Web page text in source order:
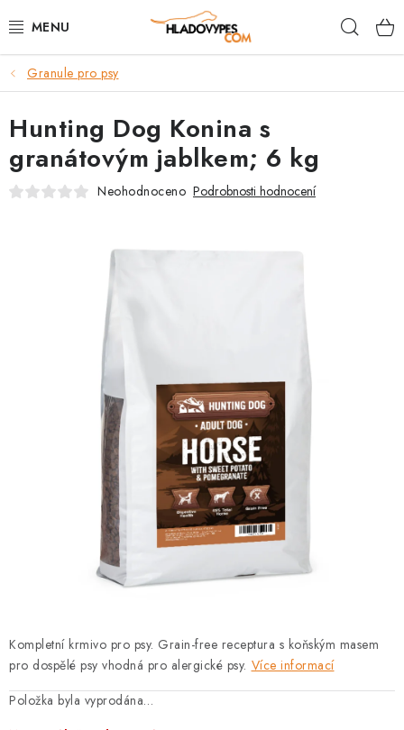
na
POTŘEBY PRO PSY
TAMI PŘEPRAVNÍ BOXY
SPORT SE PSEM
VĚRNOSTNÍ PROGRAM
VÝMĚNA, VRÁCENÍ A REKLAMACE
Podmínky ochrany osobních údajů
FAQ
Granule pro psy
Kompletní krmivo pro psy. Grain-free receptura s koňským masem
pro dospělé psy vhodná pro alergické psy. Více informací
Položka byla vyprodána…
Hunting Dog Konina s
granátovým jablkem; 6 kg
Neohodnoceno Podrobnosti hodnocení